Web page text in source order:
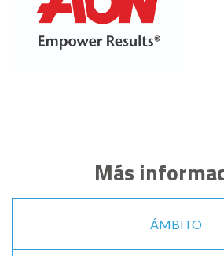
Más
ÁMBITO